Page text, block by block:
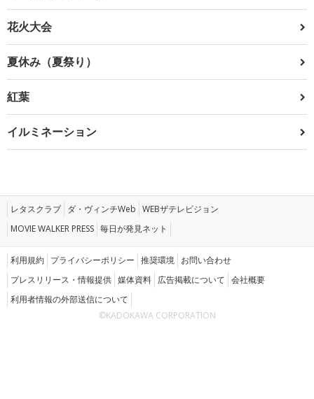
花火大会
夏休み（夏祭り）
紅葉
イルミネーション
レタスクラブ ダ・ヴィンチWeb WEBザテレビジョン
MOVIE WALKER PRESS 毎日が発見ネット
利用規約 プライバシーポリシー 推奨環境 お問い合わせ
プレスリリース・情報提供 媒体資料 広告掲載について 会社概要
利用者情報の外部送信について
©KADOKAWA CORPORATION